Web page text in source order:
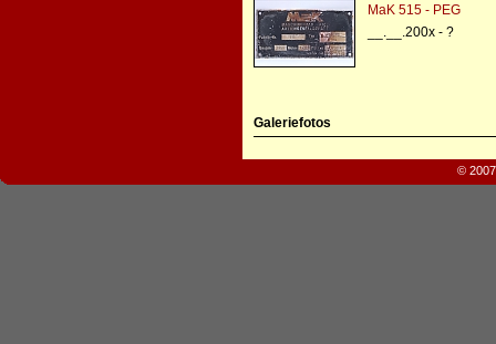
MaK 515 - PEG
__.__.200x - ?
Galeriefotos
©